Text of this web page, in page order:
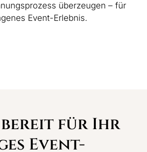
überzeugen – für
Event-Erlebnis.
bereit für Ihr
Event-